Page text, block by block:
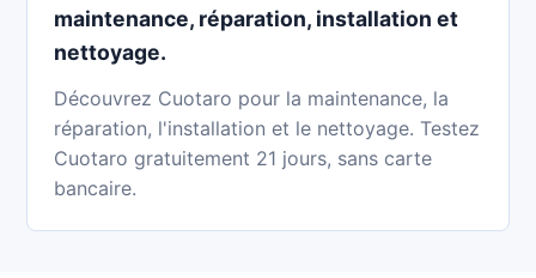
maintenance, réparation, installation et
nettoyage.
Découvrez Cuotaro pour la maintenance, la
réparation, l'installation et le nettoyage. Testez
Cuotaro gratuitement 21 jours, sans carte
bancaire.